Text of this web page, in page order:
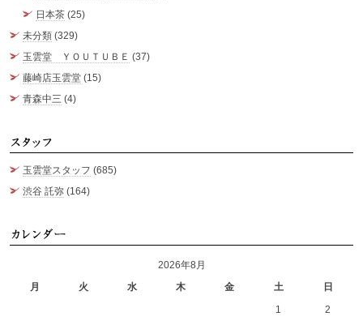
日本茶 (25)
未分類 (329)
玉雲堂 ＹＯＵＴＵＢＥ (37)
藤崎店玉雲堂 (15)
青森中三 (4)
玉雲堂スタッフ (685)
渋谷 託弥 (164)
2026年8月
月
火 水 木 金 土
日
1
2